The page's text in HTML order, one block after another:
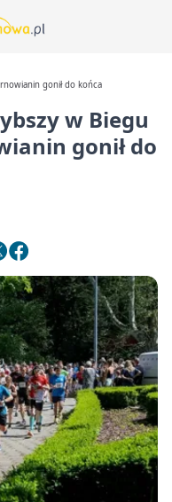
gonił do końca
w Biegu
gonił do